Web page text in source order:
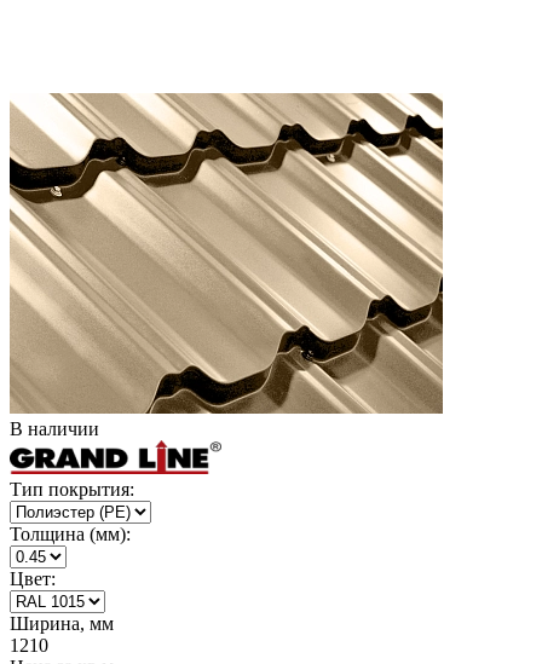
В наличии
Тип покрытия:
Толщина (мм):
Цвет:
Ширина, мм
1210